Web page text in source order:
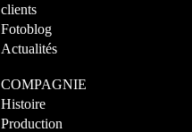
clients
Fotoblog
Actualités
COMPAGNIE
Histoire
Production